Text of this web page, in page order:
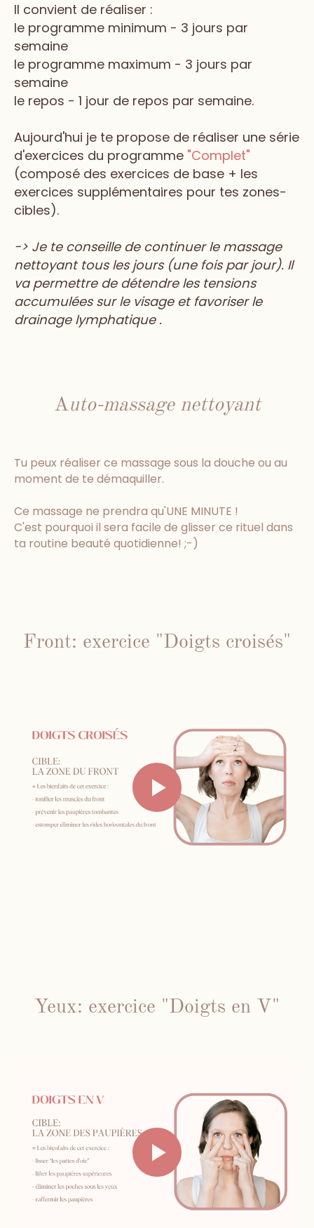
Il convient de réaliser :
le programme minimum - 3 jours par
semaine
le programme maximum - 3 jours par
semaine
le repos - 1 jour de repos par semaine.
Aujourd'hui je te propose de réaliser une série
d'exercices du programme "Complet"
(composé des exercices de base + les
exercices supplémentaires pour tes zones-
cibles).
-> Je te conseille de continuer le massage
nettoyant tous les jours (une fois par jour). Il
va permettre de détendre les tensions
accumulées sur le visage et favoriser le
drainage lymphatique .
Auto-massage nettoyant
Tu peux réaliser ce massage sous la douche ou au
moment de te démaquiller.
Ce massage ne prendra qu'UNE MINUTE !
C'est pourquoi il sera facile de glisser ce rituel dans
ta routine beauté quotidienne! ;-)
Front: exercice "Doigts croisés"
Yeux: exercice "Doigts en V"